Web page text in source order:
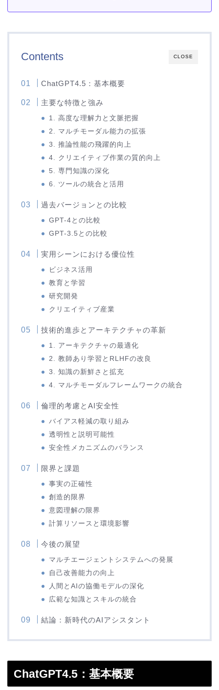
CLOSE
Contents
ChatGPT4.5：基本概要
主要な特徴と強み
1. 高度な理解力と文脈把握
2. マルチモーダル能力の拡張
3. 推論性能の飛躍的向上
4. クリエイティブ作業の質的向上
5. 専門知識の深化
6. ツールの統合と活用
過去バージョンとの比較
GPT-4との比較
GPT-3.5との比較
実用シーンにおける優位性
ビジネス活用
教育と学習
研究開発
クリエイティブ産業
技術的進歩とアーキテクチャの革新
1. アーキテクチャの最適化
2. 教師あり学習とRLHFの改良
3. 知識の新鮮さと拡充
4. マルチモーダルフレームワークの統合
倫理的考慮とAI安全性
バイアス軽減の取り組み
透明性と説明可能性
安全性メカニズムのバランス
限界と課題
事実の正確性
創造的限界
意図理解の限界
計算リソースと環境影響
今後の展望
マルチエージェントシステムへの発展
自己改善能力の向上
人間とAIの協働モデルの深化
広範な知識とスキルの統合
結論：新時代のAIアシスタント
ChatGPT4.5：基本概要